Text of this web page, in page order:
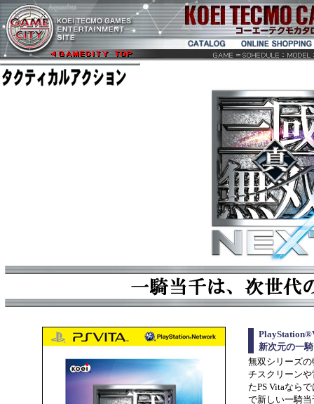
新次元の一
無双シリーズ
チスクリーン
たPS Vitaなら
で新しい一騎